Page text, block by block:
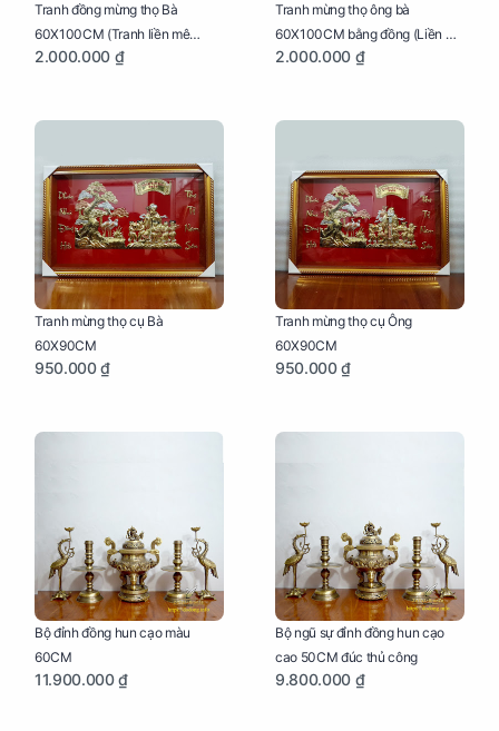
Tranh đồng mừng thọ Bà
60X100CM (Tranh liền mê
khung gỗ)
2.000.000 ₫
Tranh mừng thọ ông bà
60X100CM bằng đồng (Liền mê
- Khung gỗ)
2.000.000 ₫
Tranh mừng thọ cụ Bà
60X90CM
950.000 ₫
Tranh mừng thọ cụ Ông
60X90CM
950.000 ₫
Bộ đỉnh đồng hun cạo màu
60CM
11.900.000 ₫
Bộ ngũ sự đỉnh đồng hun cạo
cao 50CM đúc thủ công
9.800.000 ₫